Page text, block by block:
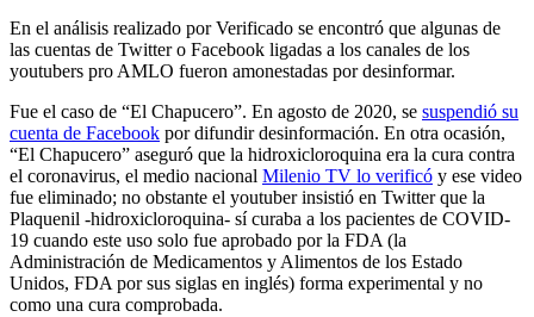
En el análisis realizado por Verificado se encontró que algunas de
las cuentas de Twitter o Facebook ligadas a los canales de los
youtubers pro AMLO fueron amonestadas por desinformar.
Fue el caso de “El Chapucero”. En agosto de 2020, se suspendió su
cuenta de Facebook por difundir desinformación. En otra ocasión,
“El Chapucero” aseguró que la hidroxicloroquina era la cura contra
el coronavirus, el medio nacional Milenio TV lo verificó y ese video
fue eliminado; no obstante el youtuber insistió en Twitter que la
Plaquenil -hidroxicloroquina- sí curaba a los pacientes de COVID-
19 cuando este uso solo fue aprobado por la FDA (la
Administración de Medicamentos y Alimentos de los Estado
Unidos, FDA por sus siglas en inglés) forma experimental y no
como una cura comprobada.